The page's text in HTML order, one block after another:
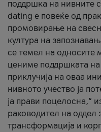
поддршка на нивните
dating е повеќе од
промовирање на
култура на
се темел на односите
цениме поддршката
приклучија на оваа
нивното учество ја
ја прави поцелосна,“
раководител на оддел
трансформација и